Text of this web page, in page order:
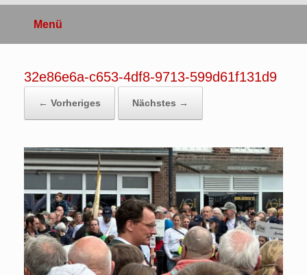
Menü
32e86e6a-c653-4df8-9713-599d61f131d9
← Vorheriges Nächstes →